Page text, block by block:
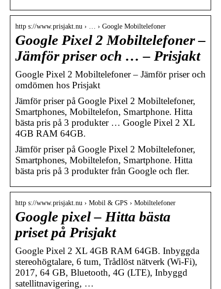
http s://www.prisjakt.nu › … › Google Mobiltelefoner
Google Pixel 2 Mobiltelefoner –
Jämför priser och … – Prisjakt
Google Pixel 2 Mobiltelefoner – Jämför priser och
omdömen hos Prisjakt
Jämför priser på Google Pixel 2 Mobiltelefoner,
Smartphones, Mobiltelefon, Smartphone. Hitta
bästa pris på 3 produkter … Google Pixel 2 XL
4GB RAM 64GB.
Jämför priser på Google Pixel 2 Mobiltelefoner,
Smartphones, Mobiltelefon, Smartphone. Hitta
bästa pris på 3 produkter från Google och fler.
http s://www.prisjakt.nu › Mobil & GPS › Mobiltelefoner
Google pixel – Hitta bästa
priset på Prisjakt
Google Pixel 2 XL 4GB RAM 64GB. Inbyggda
stereohögtalare, 6 tum, Trådlöst nätverk (Wi-Fi),
2017, 64 GB, Bluetooth, 4G (LTE), Inbyggd
satellitnavigering, …